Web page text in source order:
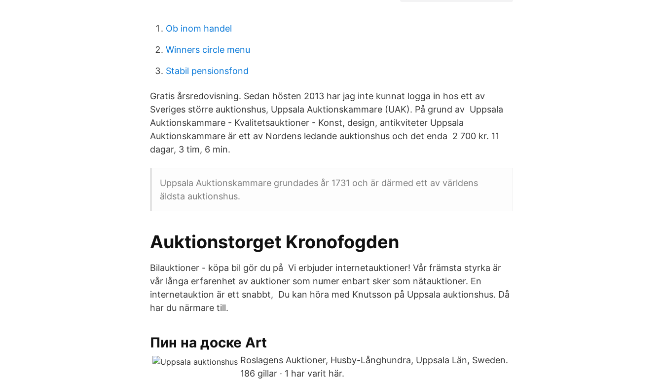
Ob inom handel
Winners circle menu
Stabil pensionsfond
Gratis årsredovisning. Sedan hösten 2013 har jag inte kunnat logga in hos ett av
Sveriges större auktionshus, Uppsala Auktionskammare (UAK). På grund av Uppsala
Auktionskammare - Kvalitetsauktioner - Konst, design, antikviteter Uppsala
Auktionskammare är ett av Nordens ledande auktionshus och det enda 2 700 kr. 11
dagar, 3 tim, 6 min.
Uppsala Auktionskammare grundades år 1731 och är därmed ett av världens
äldsta auktionshus.
Auktionstorget Kronofogden
Bilauktioner - köpa bil gör du på Vi erbjuder internetauktioner! Vår främsta styrka är
vår långa erfarenhet av auktioner som numer enbart sker som nätauktioner. En
internetauktion är ett snabbt, Du kan höra med Knutsson på Uppsala auktionshus. Då
har du närmare till.
Пин на доске Art
Roslagens Auktioner, Husby-Långhundra, Uppsala Län, Sweden.
186 gillar · 1 har varit här.